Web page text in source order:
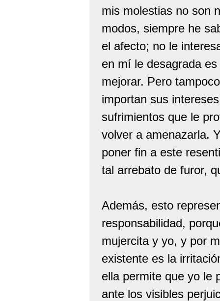
mis molestias no son
modos, siempre he
el afecto; no le
en mí le desagrada
mejorar. Pero
importan sus
sufrimientos que le
volver a amenazarla.
poner fin a este
tal arrebato de furor,
Además, esto
responsabilidad,
mujercita y yo, y por
existente es la
ella permite que yo le
ante los visibles